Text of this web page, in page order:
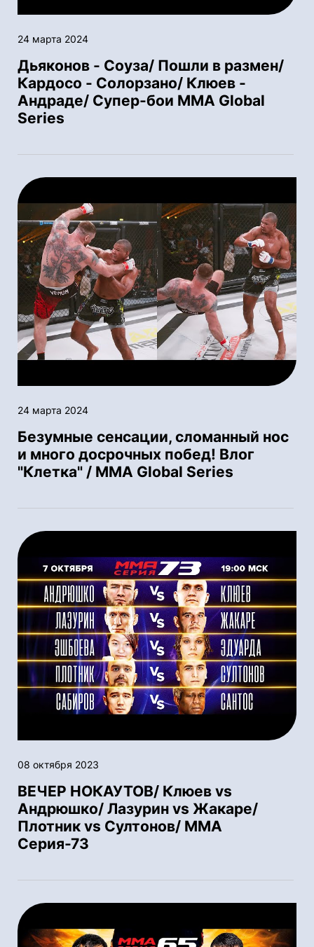
24 марта 2024
Дьяконов - Соуза/ Пошли в размен/
Кардосо - Солорзано/ Клюев -
Андраде/ Супер-бои MMA Global
Series
24 марта 2024
Безумные сенсации, сломанный нос
и много досрочных побед! Влог
"Клетка" / ММА Global Series
08 октября 2023
ВЕЧЕР НОКАУТОВ/ Клюев vs
Андрюшко/ Лазурин vs Жакаре/
Плотник vs Султонов/ ММА
Серия-73